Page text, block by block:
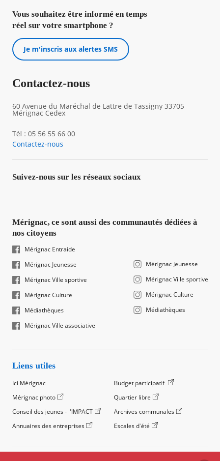
Vous souhaitez être informé en temps
réel sur votre smartphone ?
Je m'inscris aux alertes SMS
Contactez-nous
60 Avenue du Maréchal de Lattre de Tassigny 33705
Mérignac Cedex
Tél : 05 56 55 66 00
Contactez-nous
Suivez-nous sur les réseaux sociaux
Mérignac, ce sont aussi des communautés dédiées à
nos citoyens
Mérignac Entraide
Mérignac Jeunesse
Mérignac Ville sportive
Mérignac Culture
Médiathèques
Mérignac Ville associative
Mérignac Jeunesse
Mérignac Ville sportive
Mérignac Culture
Médiathèques
Liens utiles
Ici Mérignac
Budget participatif
Mérignac photo
Quartier libre
Conseil des jeunes - l'IMPACT
Archives communales
Annuaires des entreprises
Escales d'été